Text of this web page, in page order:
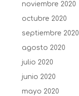
noviembre 2020
octubre 2020
septiembre 2020
agosto 2020
julio 2020
junio 2020
mayo 2020